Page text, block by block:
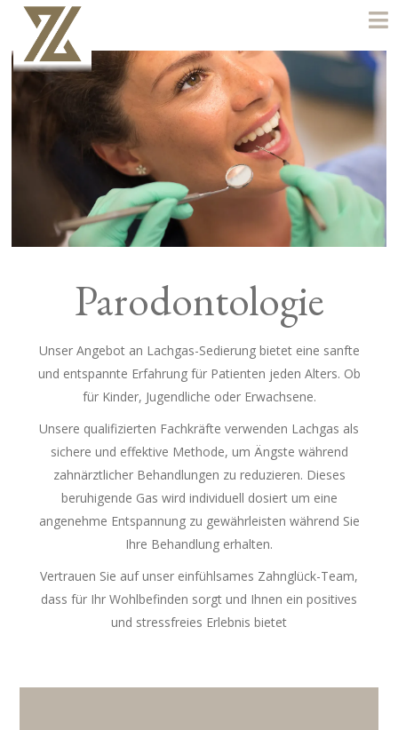
Parodontologie
Unser Angebot an Lachgas-Sedierung bietet eine sanfte
und entspannte Erfahrung für Patienten jeden Alters. Ob
für Kinder, Jugendliche oder Erwachsene.
Unsere qualifizierten Fachkräfte verwenden Lachgas als
sichere und effektive Methode, um Ängste während
zahnärztlicher Behandlungen zu reduzieren. Dieses
beruhigende Gas wird individuell dosiert um eine
angenehme Entspannung zu gewährleisten während Sie
Ihre Behandlung erhalten.
Vertrauen Sie auf unser einfühlsames Zahnglück-Team,
dass für Ihr Wohlbefinden sorgt und Ihnen ein positives
und stressfreies Erlebnis bietet